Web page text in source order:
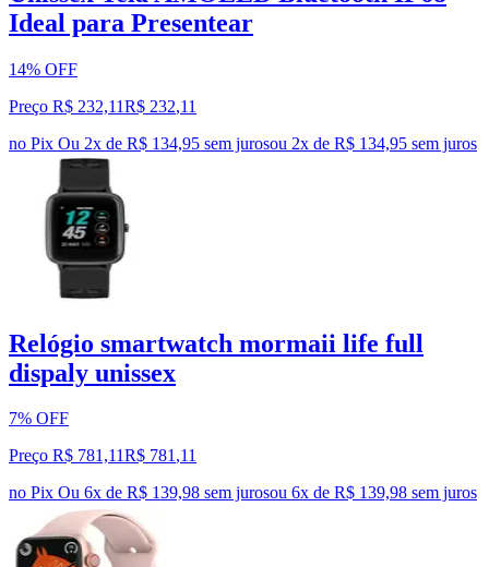
Ideal para Presentear
14% OFF
Preço R$ 232,11R$ 232,11
no Pix Ou 2x de R$ 134,95 sem jurosou 2x de R$ 134,95 sem juros
Relógio smartwatch mormaii life full
dispaly unissex
7% OFF
Preço R$ 781,11R$ 781,11
no Pix Ou 6x de R$ 139,98 sem jurosou 6x de R$ 139,98 sem juros